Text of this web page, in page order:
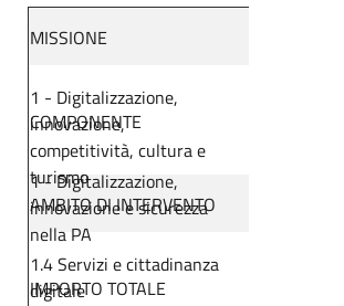
MISSIONE
1 - Digitalizzazione,
innovazione,
competitività, cultura e
turismo
COMPONENTE
1 - Digitalizzazione,
innovazione e sicurezza
nella PA
AMBITO DI INTERVENTO
1.4 Servizi e cittadinanza
digitale
IMPORTO TOTALE